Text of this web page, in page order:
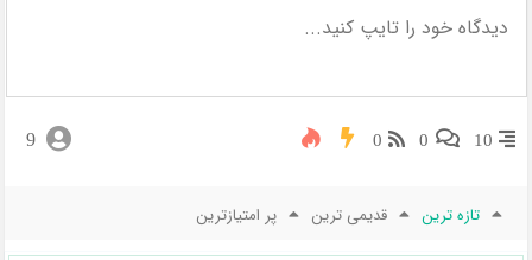
10
0
0
9
تازه ترین قدیمی ترین پر امتیازترین